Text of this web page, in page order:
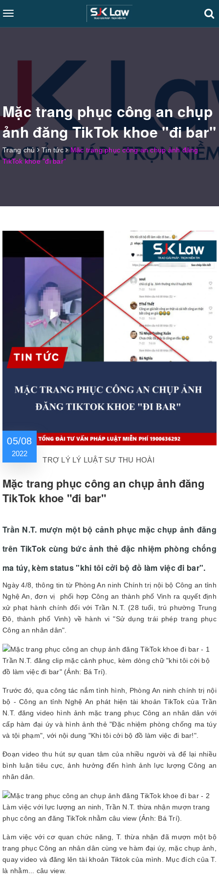
Toggle
navigation
Mặc trang phục công an chụp
ảnh đăng TikTok khoe "đi bar"
Trang chủ Tin tức
Mặc trang phục công an chụp ảnh đăng
TikTok khoe "đi bar"
05/08
2022
TRỢ LÝ LÝ LUẬT SƯ THU HOÀI
Mặc trang phục công an chụp ảnh đăng
TikTok khoe "đi bar"
Trần N.T. mượn một bộ cảnh phục mặc chụp ảnh đăng
trên TikTok cùng bức ảnh thẻ đặc nhiệm phòng chống
ma túy, kèm status "khi tôi cởi bộ đồ làm việc đi bar".
Ngày 4/8, thông tin từ Phòng An ninh Chính trị nội bộ Công an tỉnh
Nghệ An, đơn vị phối hợp Công an thành phố Vinh ra quyết định
xử phạt hành chính đối với Trần N.T. (28 tuổi, trú phường Trung
Đô, thành phố Vinh) về hành vi "Sử dụng trái phép trang phục
Công an nhân dân".
Trần N.T. đăng clip mặc cảnh phục, kèm dòng chữ "khi tôi cởi bộ
đồ làm việc đi bar" (Ảnh: Bá Trí).
Trước đó, qua công tác nắm tình hình, Phòng An ninh chính trị nội
bộ - Công an tỉnh Nghệ An phát hiện tài khoản TikTok của Trần
N.T. đăng video hình ảnh mặc trang phục Công an nhân dân với
cấp hàm đại úy và hình ảnh thẻ "Đặc nhiệm phòng chống ma túy
và tội phạm", với nội dung "Khi tôi cởi bộ đồ làm việc đi bar!".
Đoạn video thu hút sự quan tâm của nhiều người và để lại nhiều
bình luận tiêu cực, ảnh hưởng đến hình ảnh lực lượng Công an
nhân dân.
Làm việc với lực lượng an ninh, Trần N.T. thừa nhận mượn trang
phục công an đăng TikTok nhằm câu view (Ảnh: Bá Trí).
Làm việc với cơ quan chức năng, T. thừa nhận đã mượn một bộ
trang phục Công an nhân dân cùng ve hàm đại úy, mặc chụp ảnh,
quay video và đăng lên tài khoản Tiktok của mình. Mục đích của T.
là nhằm... câu view.